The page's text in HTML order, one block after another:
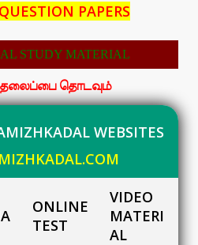
PAPERS
STUDY MATERIAL
தொடவும்
WEBSITES
ONLINE
TEST
VIDEO
MATERI
AL